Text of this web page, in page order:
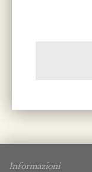
Informazioni